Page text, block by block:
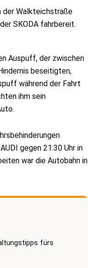
der Walkteichstraße
SKODA fahrbereit.
Auspuff, der zwischen
beseitigten,
während der Fahrt
ihm sein
gegen 21:30 Uhr in
war die Autobahn in
fürs